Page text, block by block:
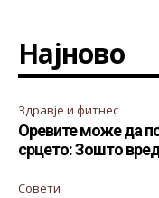
Најново
Здравје и фитнес
Оревите може да
срцето: Зошто
Совети